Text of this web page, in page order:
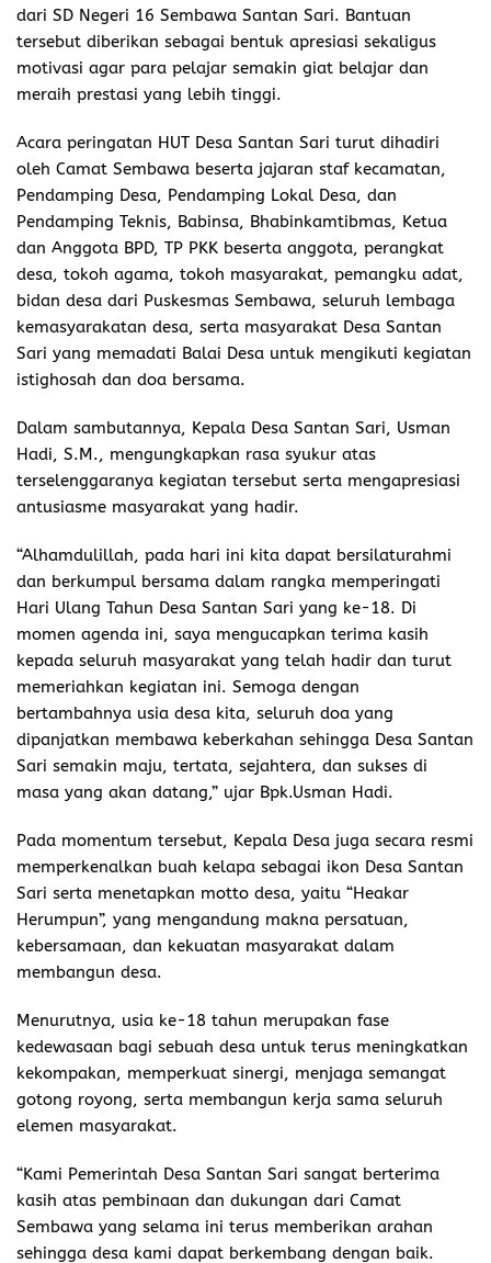
dari SD Negeri 16 Sembawa Santan Sari. Bantuan
tersebut diberikan sebagai bentuk apresiasi sekaligus
motivasi agar para pelajar semakin giat belajar dan
meraih prestasi yang lebih tinggi.
Acara peringatan HUT Desa Santan Sari turut dihadiri
oleh Camat Sembawa beserta jajaran staf kecamatan,
Pendamping Desa, Pendamping Lokal Desa, dan
Pendamping Teknis, Babinsa, Bhabinkamtibmas, Ketua
dan Anggota BPD, TP PKK beserta anggota, perangkat
desa, tokoh agama, tokoh masyarakat, pemangku adat,
bidan desa dari Puskesmas Sembawa, seluruh lembaga
kemasyarakatan desa, serta masyarakat Desa Santan
Sari yang memadati Balai Desa untuk mengikuti kegiatan
istighosah dan doa bersama.
Dalam sambutannya, Kepala Desa Santan Sari, Usman
Hadi, S.M., mengungkapkan rasa syukur atas
terselenggaranya kegiatan tersebut serta mengapresiasi
antusiasme masyarakat yang hadir.
“Alhamdulillah, pada hari ini kita dapat bersilaturahmi
dan berkumpul bersama dalam rangka memperingati
Hari Ulang Tahun Desa Santan Sari yang ke-18. Di
momen agenda ini, saya mengucapkan terima kasih
kepada seluruh masyarakat yang telah hadir dan turut
memeriahkan kegiatan ini. Semoga dengan
bertambahnya usia desa kita, seluruh doa yang
dipanjatkan membawa keberkahan sehingga Desa Santan
Sari semakin maju, tertata, sejahtera, dan sukses di
masa yang akan datang,” ujar Bpk.Usman Hadi.
Pada momentum tersebut, Kepala Desa juga secara resmi
memperkenalkan buah kelapa sebagai ikon Desa Santan
Sari serta menetapkan motto desa, yaitu “Heakar
Herumpun”, yang mengandung makna persatuan,
kebersamaan, dan kekuatan masyarakat dalam
membangun desa.
Menurutnya, usia ke-18 tahun merupakan fase
kedewasaan bagi sebuah desa untuk terus meningkatkan
kekompakan, memperkuat sinergi, menjaga semangat
gotong royong, serta membangun kerja sama seluruh
elemen masyarakat.
“Kami Pemerintah Desa Santan Sari sangat berterima
kasih atas pembinaan dan dukungan dari Camat
Sembawa yang selama ini terus memberikan arahan
sehingga desa kami dapat berkembang dengan baik.